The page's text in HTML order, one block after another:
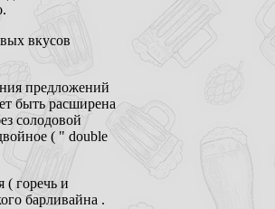
вкусов
предложений
быть расширена
солодовой
( " double
( горечь и
барливайна .